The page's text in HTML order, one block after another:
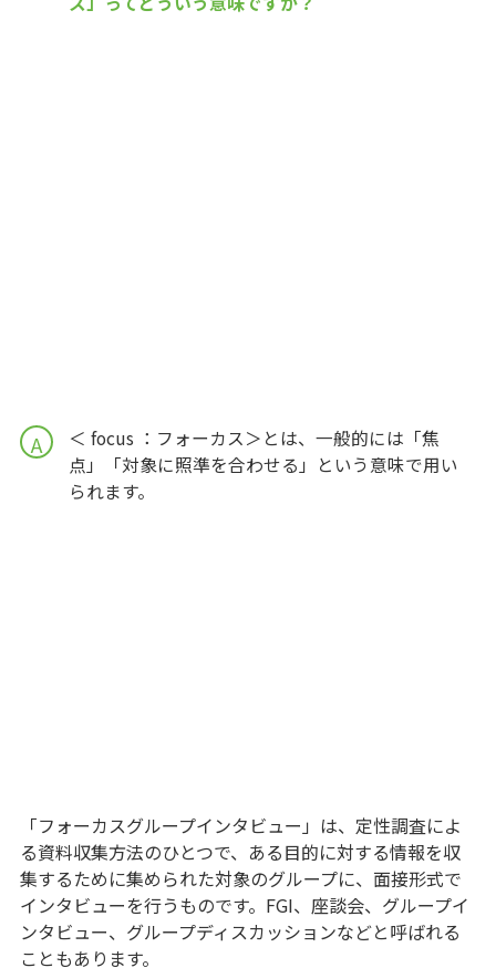
A
＜ focus ：フォーカス＞とは、一般的には「焦
点」「対象に照準を合わせる」という意味で用い
られます。
「フォーカスグループインタビュー」は、定性調査によ
る資料収集方法のひとつで、ある目的に対する情報を収
集するために集められた対象のグループに、面接形式で
インタビューを行うものです。FGI、座談会、グループイ
ンタビュー、グループディスカッションなどと呼ばれる
こともあります。